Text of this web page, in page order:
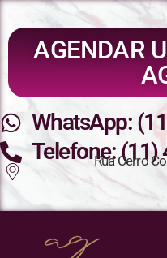
AGENDAR
WhatsApp:
Telefone: (11)
Rua Cerro